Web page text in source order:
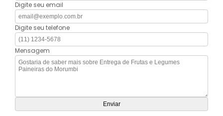
Digite seu email
Digite seu telefone
Mensagem